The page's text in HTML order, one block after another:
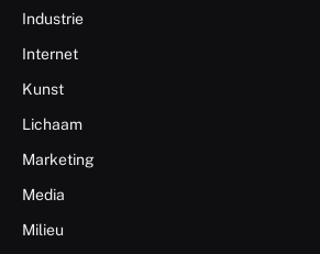
Industrie
Internet
Kunst
Lichaam
Marketing
Media
Milieu